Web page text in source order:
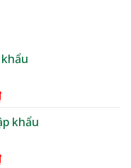
Giá
tại
2,199,000₫.
khẩu
Giá